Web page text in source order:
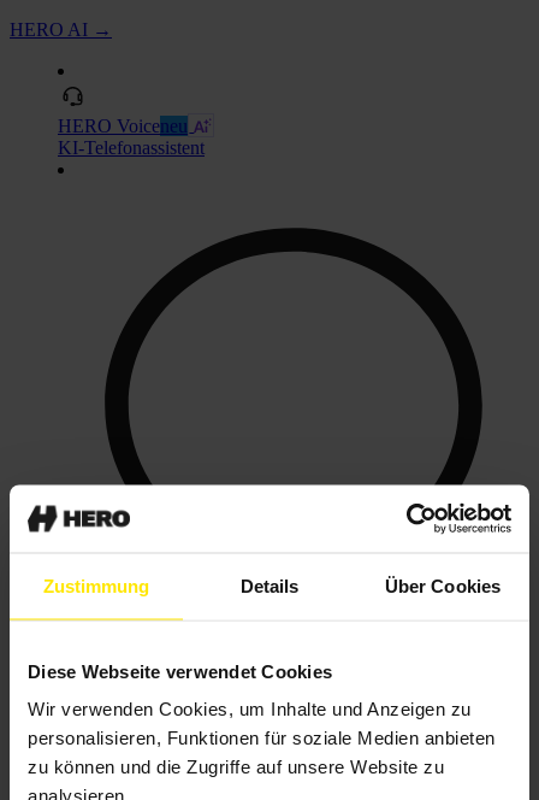
Zustimmung Details Über Cookies
Diese Webseite verwendet Cookies
Wir verwenden Cookies, um Inhalte und Anzeigen zu
personalisieren, Funktionen für soziale Medien anbieten
zu können und die Zugriffe auf unsere Website zu
analysieren.
HERO AI →
HERO Voiceneu
KI-Telefonassistent
HERO Command
HERO Report
KI-Baustellendokumentation